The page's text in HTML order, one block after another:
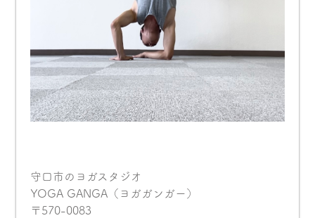
守口市のヨガスタジオ
YOGA GANGA（ヨガガンガー）
〒570-0083